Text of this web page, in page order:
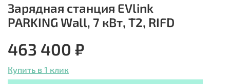
Зарядная станция EVlink
PARKING Wall, 7 кВт, T2, RIFD
463 400 ₽
Купить в 1 клик